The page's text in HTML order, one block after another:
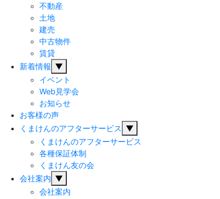
不動産
土地
建売
中古物件
賃貸
新着情報 ▼
イベント
Web見学会
お知らせ
お客様の声
くまけんのアフターサービス ▼
くまけんのアフターサービス
各種保証体制
くまけん友の会
会社案内 ▼
会社案内